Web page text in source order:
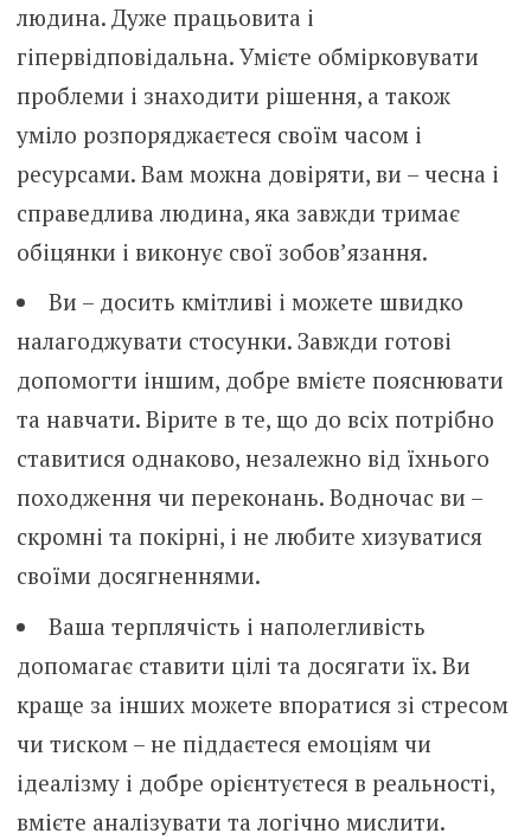
людина. Дуже працьовита і
гіпервідповідальна. Умієте обмірковувати
проблеми і знаходити рішення, а також
уміло розпоряджаєтеся своїм часом і
ресурсами. Вам можна довіряти, ви – чесна і
справедлива людина, яка завжди тримає
обіцянки і виконує свої зобов’язання.
Ви – досить кмітливі і можете швидко
налагоджувати стосунки. Завжди готові
допомогти іншим, добре вмієте пояснювати
та навчати. Вірите в те, що до всіх потрібно
ставитися однаково, незалежно від їхнього
походження чи переконань. Водночас ви –
скромні та покірні, і не любите хизуватися
своїми досягненнями.
Ваша терплячість і наполегливість
допомагає ставити цілі та досягати їх. Ви
краще за інших можете впоратися зі стресом
чи тиском – не піддаєтеся емоціям чи
ідеалізму і добре орієнтуєтеся в реальності,
вмієте аналізувати та логічно мислити.